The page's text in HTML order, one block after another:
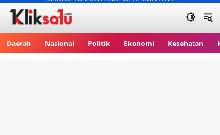
Daerah Nasional Politik Ekonomi Kesehatan